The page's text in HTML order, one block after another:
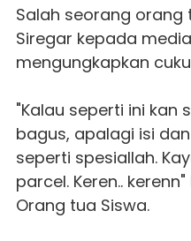
Salah seorang orang
Siregar kepada media
mengungkapkan
"Kalau seperti ini kan
bagus, apalagi isi
seperti spesiallah.
parcel. Keren..
Orang tua Siswa.